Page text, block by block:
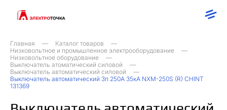
Главная
Каталог товаров
Низковольтное и промышленное электрооборудование
Низковольтное оборудование
Выключатель атоматический силовой
Выключатель автоматический силовой
Выключатель автоматический 3п 250А 35кА NXM-250S (R) CHINT
131369